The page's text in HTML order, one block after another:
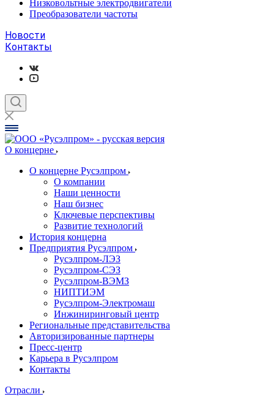
Низковольтные электродвигатели
Преобразователи частоты
Новости
Контакты
О концерне
О концерне Русэлпром
О компании
Наши ценности
Наш бизнес
Ключевые перспективы
Развитие технологий
История концерна
Предприятия Русэлпром
Русэлпром-ЛЭЗ
Русэлпром-СЭЗ
Русэлпром-ВЭМЗ
НИПТИЭМ
Русэлпром-Электромаш
Инжиниринговый центр
Региональные представительства
Авторизированные партнеры
Пресс-центр
Карьера в Русэлпром
Контакты
Отрасли